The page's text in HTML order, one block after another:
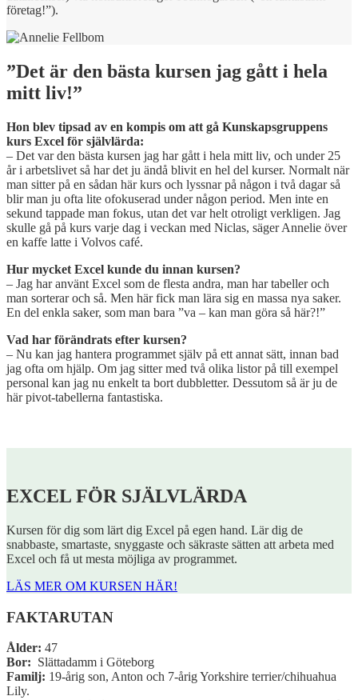
företag!”).
”Det är den bästa kursen jag gått i hela
mitt liv!”
Hon blev tipsad av en kompis om att gå Kunskapsgruppens
kurs Excel för självlärda:
– Det var den bästa kursen jag har gått i hela mitt liv, och under 25
år i arbetslivet så har det ju ändå blivit en hel del kurser. Normalt när
man sitter på en sådan här kurs och lyssnar på någon i två dagar så
blir man ju ofta lite ofokuserad under någon period. Men inte en
sekund tappade man fokus, utan det var helt otroligt verkligen. Jag
skulle gå på kurs varje dag i veckan med Niclas, säger Annelie över
en kaffe latte i Volvos café.
Hur mycket Excel kunde du innan kursen?
– Jag har använt Excel som de flesta andra, man har tabeller och
man sorterar och så. Men här fick man lära sig en massa nya saker.
En del enkla saker, som man bara ”va – kan man göra så här?!”
Vad har förändrats efter kursen?
– Nu kan jag hantera programmet själv på ett annat sätt, innan bad
jag ofta om hjälp. Om jag sitter med två olika listor på till exempel
personal kan jag nu enkelt ta bort dubbletter. Dessutom så är ju de
här pivot-tabellerna fantastiska.
EXCEL FÖR SJÄLVLÄRDA
Kursen för dig som lärt dig Excel på egen hand. Lär dig de
snabbaste, smartaste, snyggaste och säkraste sätten att arbeta med
Excel och få ut mesta möjliga av programmet.
LÄS MER OM KURSEN HÄR!
FAKTARUTAN
Ålder: 47
Bor: Slättadamm i Göteborg
Familj: 19-årig son, Anton och 7-årig Yorkshire terrier/chihuahua
Lily.